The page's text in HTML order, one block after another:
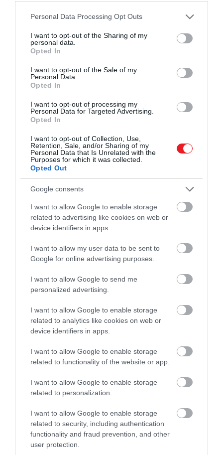
Please note that this website/app uses one or more Google
not limited to your visit or usage behaviour. You may click to
grant or deny consent to Google and its third-party tags to
use your data for below specified purposes in below Google
consent section.
Personal Data Processing Opt Outs
I want to opt-out of the Sharing of my
personal data.
Opted In
I want to opt-out of the Sale of my
Personal Data.
Opted In
I want to opt-out of processing my
Personal Data for Targeted Advertising.
Opted In
I want to opt-out of Collection, Use,
Retention, Sale, and/or Sharing of my
Personal Data that Is Unrelated with the
Purposes for which it was collected.
Opted Out
Google consents
I want to allow Google to enable storage
related to advertising like cookies on web or
device identifiers in apps.
I want to allow my user data to be sent to
Google for online advertising purposes.
I want to allow Google to send me
personalized advertising.
I want to allow Google to enable storage
related to analytics like cookies on web or
device identifiers in apps.
I want to allow Google to enable storage
related to functionality of the website or app.
I want to allow Google to enable storage
related to personalization.
I want to allow Google to enable storage
related to security, including authentication
functionality and fraud prevention, and other
user protection.
Egy több mint 60 orkából álló csapat
brutálisan megtámadott és megölt egy 18
méter hosszú törpe kék bálnát, sokkolva
incidens a nyugat-ausztráliai Bremer Bay
partjainál lévő területen történt április 7-
2025. ÁPRILIS 17. ● HAMU ÉS GYÉMÁNT
Csapatban az erő: videón,
ahogy 60 orka végez egy kék…
HAMU ÉS GYÉMÁNT